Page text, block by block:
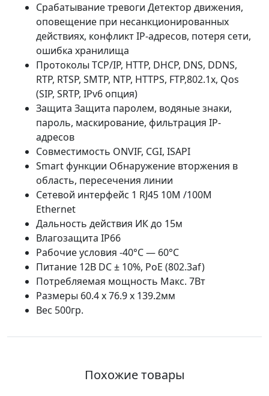
Срабатывание тревоги Детектор движения,
оповещение при несанкционированных
действиях, конфликт IP-адресов, потеря сети,
ошибка хранилища
Протоколы TCP/IP, HTTP, DHCP, DNS, DDNS,
RTP, RTSP, SMTP, NTP, HTTPS, FTP,802.1x, Qos
(SIP, SRTP, IPv6 опция)
Защита Защита паролем, водяные знаки,
пароль, маскирование, фильтрация IP-
адресов
Совместимость ONVIF, CGI, ISAPI
Smart функции Обнаружение вторжения в
область, пересечения линии
Сетевой интерфейс 1 RJ45 10M /100M
Ethernet
Дальность действия ИК до 15м
Влагозащита IP66
Рабочие условия -40°С — 60°С
Питание 12В DC ± 10%, PoE (802.3af)
Потребляемая мощность Макс. 7Вт
Размеры 60.4 x 76.9 x 139.2мм
Вес 500гр.
Похожие товары